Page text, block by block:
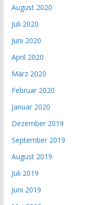
August 2020
Juli 2020
Juni 2020
April 2020
März 2020
Februar 2020
Januar 2020
Dezember 2019
September 2019
August 2019
Juli 2019
Juni 2019